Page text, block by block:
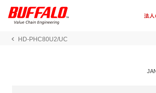
HD-PHC80U2/UC